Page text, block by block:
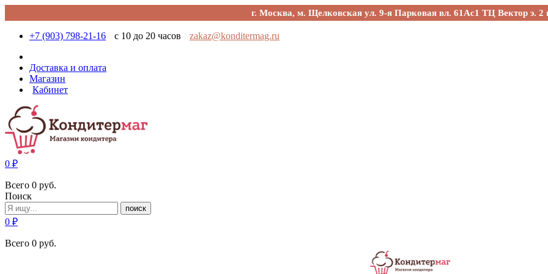
г. Москва, м. Щелковская ул. 9-я Парковая вл. 61Ас1 ТЦ Вектор э. 2
+7 (903) 798-21-16 с 10 до 20 часов zakaz@konditermag.ru
Доставка и оплата
Магазин
Кабинет
0 ₽
Всего 0 руб.
Поиск
поиск
0 ₽
Всего 0 руб.